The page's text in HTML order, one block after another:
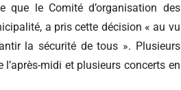
le Comité d’organisation des
a pris cette décision « au vu
la sécurité de tous ». Plusieurs
midi et plusieurs concerts en